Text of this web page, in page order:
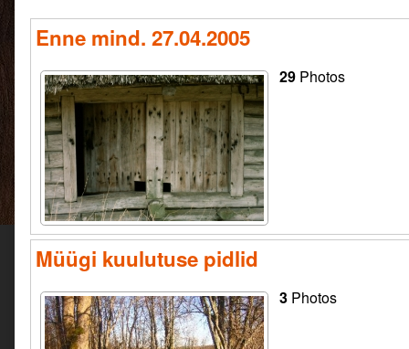
Enne mind. 27.04.2005
29 Photos
Müügi kuulutuse pidlid
3 Photos